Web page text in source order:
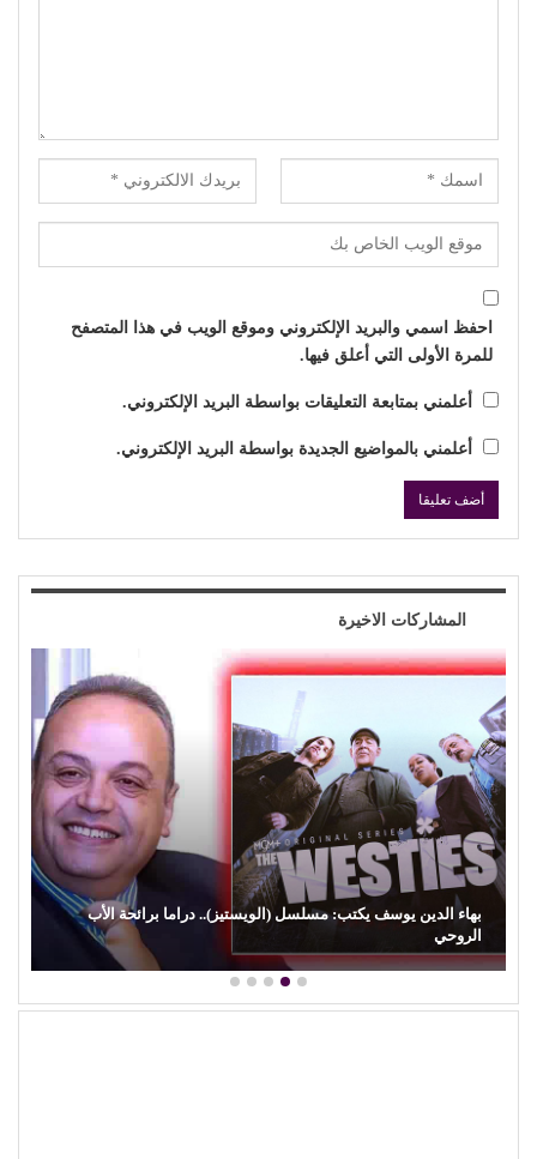
احفظ اسمي والبريد الإلكتروني وموقع الويب في هذا المتصفح
للمرة الأولى التي أعلق فيها.
أعلمني بمتابعة التعليقات بواسطة البريد الإلكتروني.
أعلمني بالمواضيع الجديدة بواسطة البريد الإلكتروني.
المشاركات الاخيرة
بهاء الدين يوسف يكتب: مسلسل (الويستيز).. دراما برائحة الأب
الروحي